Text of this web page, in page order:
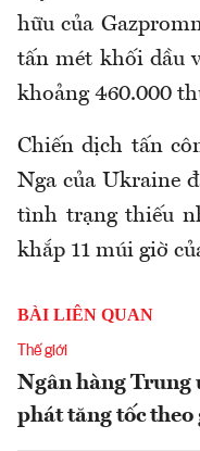
hữu của
tấn mét khối dầu
khoảng 460.000
Chiến dịch tấn
Nga của Ukraine
tình trạng thiếu
khắp 11 múi giờ
BÀI LIÊN QUAN
Thế giới
Ngân hàng Trung
phát tăng tốc theo